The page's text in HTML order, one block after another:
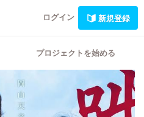
ログイン 新規登録
プロジェクトを始める